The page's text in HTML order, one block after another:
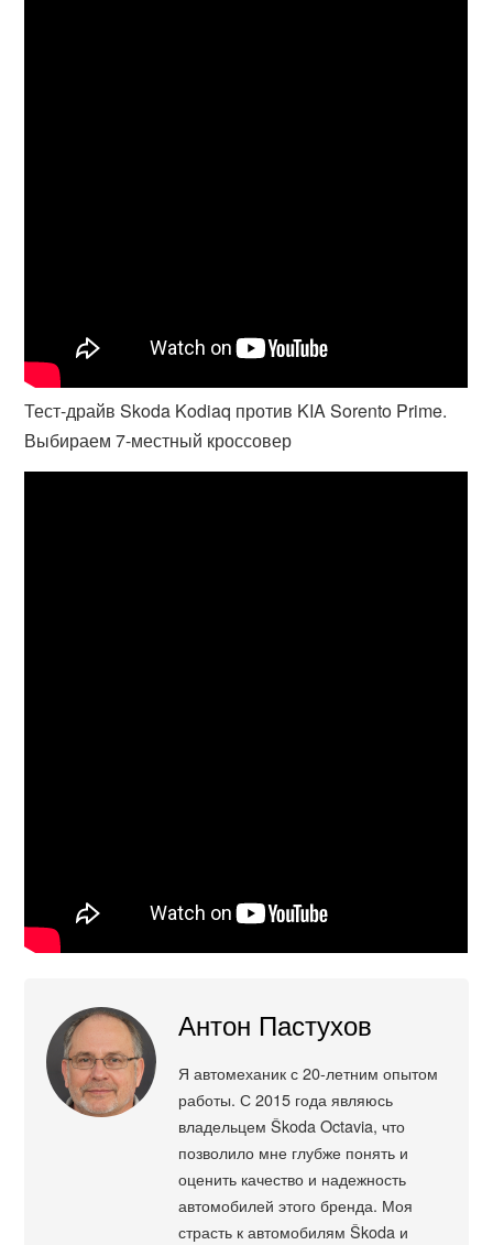
Тест-драйв Skoda Kodiaq против KIA Sorento Prime.
Выбираем 7-местный кроссовер
Антон Пастухов
Я автомеханик с 20-летним опытом
работы. С 2015 года являюсь
владельцем Škoda Octavia, что
позволило мне глубже понять и
оценить качество и надежность
автомобилей этого бренда. Моя
страсть к автомобилям Škoda и